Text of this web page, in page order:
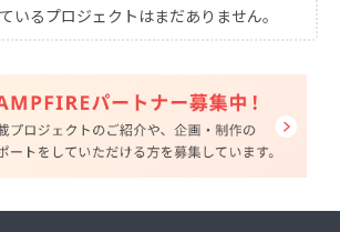
いるプロジェクトはまだありません。